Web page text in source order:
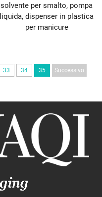
solvente per smalto, pompa
liquida, dispenser in plastica
per manicure
33 34 35 Successivo